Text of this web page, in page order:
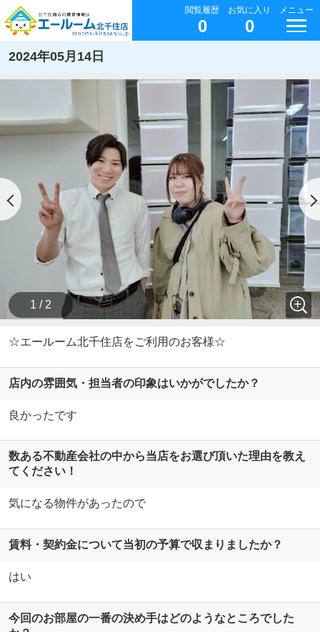
閲覧履歴
0
お気に入り
0
メニュー
2024年05月14日
1 / 2
☆エールーム北千住店をご利用のお客様☆
店内の雰囲気・担当者の印象はいかがでしたか？
良かったです
数ある不動産会社の中から当店をお選び頂いた理由を教え
てください！
気になる物件があったので
賃料・契約金について当初の予算で収まりましたか？
はい
今回のお部屋の一番の決め手はどのようなところでした